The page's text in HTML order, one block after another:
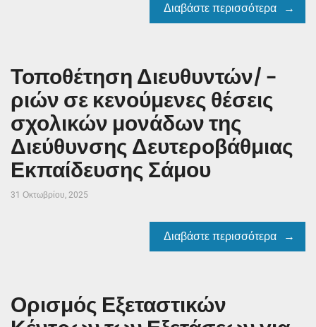
Διαβάστε περισσότερα
Τοποθέτηση Διευθυντών/ –
ριών σε κενούμενες θέσεις
σχολικών μονάδων της
Διεύθυνσης Δευτεροβάθμιας
Εκπαίδευσης Σάμου
31 Οκτωβρίου, 2025
Διαβάστε περισσότερα
Ορισμός Εξεταστικών